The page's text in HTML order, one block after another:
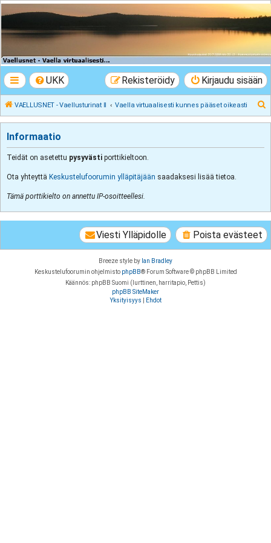
VAELLUSNET -
Vaellusturinat II
UKK Kirjaudu sisään
Rekisteröidy
VAELLUSNET - Vaellusturinat II Vaella virtuaalisesti kunnes pääset oikeasti
Informaatio
Teidät on asetettu pysyvästi porttikieltoon.
Ota yhteyttä Keskustelufoorumin ylläpitäjään saadaksesi lisää tietoa.
Tämä porttikielto on annettu IP-osoitteellesi.
Poista evästeet
Viesti Ylläpidolle
Breeze style by Ian Bradley
Keskustelufoorumin ohjelmisto phpBB® Forum Software © phpBB Limited
Käännös: phpBB Suomi (lurttinen, harritapio, Pettis)
phpBB SiteMaker
Yksityisyys
Ehdot